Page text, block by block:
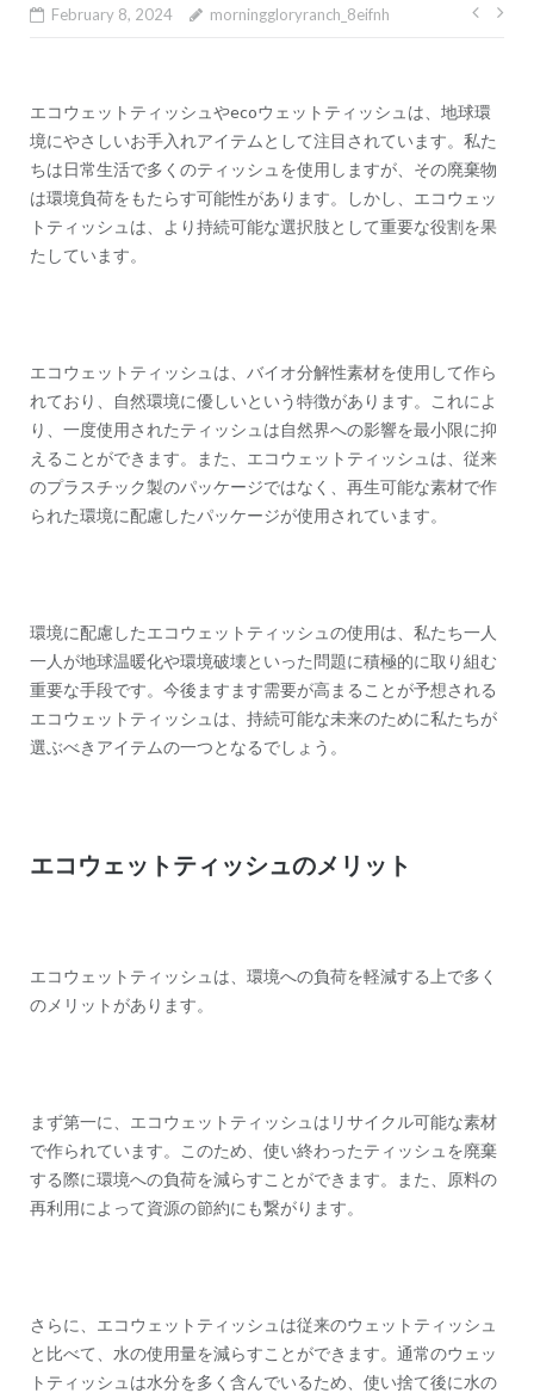
February 8, 2024 morninggloryranch_8eifnh
Post
エコウェットティッシュやecoウェットティッシュは、地球環
境にやさしいお手入れアイテムとして注目されています。私た
ちは日常生活で多くのティッシュを使用しますが、その廃棄物
は環境負荷をもたらす可能性があります。しかし、エコウェッ
トティッシュは、より持続可能な選択肢として重要な役割を果
たしています。
エコウェットティッシュは、バイオ分解性素材を使用して作ら
れており、自然環境に優しいという特徴があります。これによ
り、一度使用されたティッシュは自然界への影響を最小限に抑
えることができます。また、エコウェットティッシュは、従来
のプラスチック製のパッケージではなく、再生可能な素材で作
られた環境に配慮したパッケージが使用されています。
環境に配慮したエコウェットティッシュの使用は、私たち一人
一人が地球温暖化や環境破壊といった問題に積極的に取り組む
重要な手段です。今後ますます需要が高まることが予想される
エコウェットティッシュは、持続可能な未来のために私たちが
選ぶべきアイテムの一つとなるでしょう。
エコウェットティッシュのメリット
エコウェットティッシュは、環境への負荷を軽減する上で多く
のメリットがあります。
まず第一に、エコウェットティッシュはリサイクル可能な素材
で作られています。このため、使い終わったティッシュを廃棄
する際に環境への負荷を減らすことができます。また、原料の
再利用によって資源の節約にも繋がります。
さらに、エコウェットティッシュは従来のウェットティッシュ
と比べて、水の使用量を減らすことができます。通常のウェッ
トティッシュは水分を多く含んでいるため、使い捨て後に水の